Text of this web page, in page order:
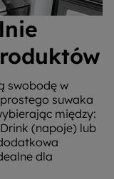
swobodę w
suwaka
między:
(napoje) lub
dla